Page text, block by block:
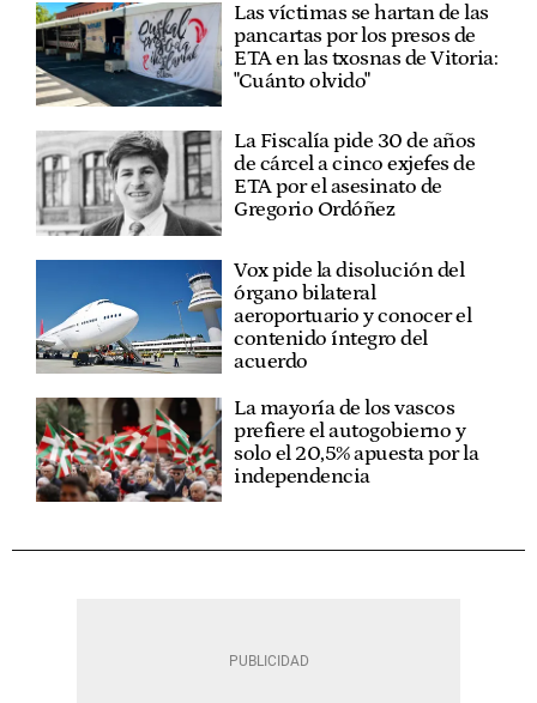
Las víctimas se hartan de las
pancartas por los presos de
ETA en las txosnas de Vitoria:
"Cuánto olvido"
La Fiscalía pide 30 de años
de cárcel a cinco exjefes de
ETA por el asesinato de
Gregorio Ordóñez
Vox pide la disolución del
órgano bilateral
aeroportuario y conocer el
contenido íntegro del
acuerdo
La mayoría de los vascos
prefiere el autogobierno y
solo el 20,5% apuesta por la
independencia